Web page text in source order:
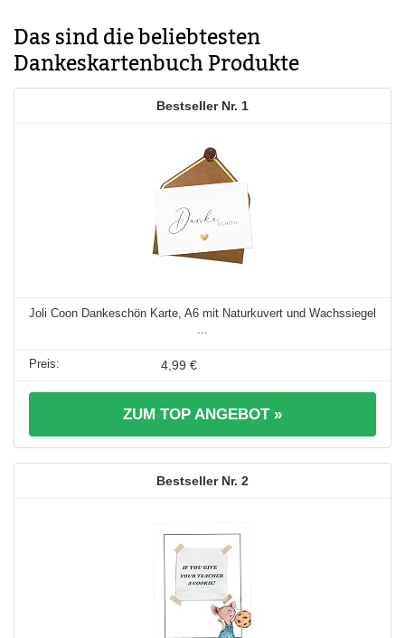
Das sind die beliebtesten
Dankeskartenbuch Produkte
1
Joli Coon Dankeschön Karte, A6 mit Naturkuvert und Wachssiegel
...
4,99 €
ZUM TOP ANGEBOT »
2